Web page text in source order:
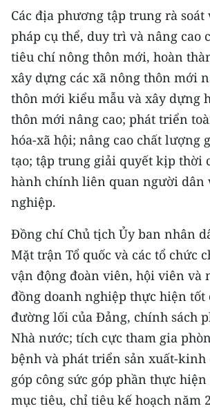
Media Môi trường
Ảnh
Infographic
TIN MỚI
TIN ĐỊA PHƯƠNG
Trung du và miền núi phía Bắc
Đồng bằng sông Hồng
Bắc Trung Bộ
Duyên hải Nam Trung Bộ và Tây
Nguyên
Đông Nam Bộ
Đồng bằng sông Cửu Long
Chuyên trang Hà Nội
Các địa phương tập trung rà soát
pháp cụ thể, duy trì và nâng cao
tiêu chí nông thôn mới, hoàn
xây dựng các xã nông thôn mới
thôn mới kiểu mẫu và xây dựng
thôn mới nâng cao; phát triển
hóa-xã hội; nâng cao chất lượng
tạo; tập trung giải quyết kịp thời
hành chính liên quan người dân
nghiệp.
Đồng chí Chủ tịch Ủy ban nhân
Mặt trận Tổ quốc và các tổ chức
vận động đoàn viên, hội viên và
đồng doanh nghiệp thực hiện tốt
đường lối của Đảng, chính sách
Nhà nước; tích cực tham gia
bệnh và phát triển sản xuất-kinh
góp công sức góp phần thực
mục tiêu, chỉ tiêu kế hoạch năm